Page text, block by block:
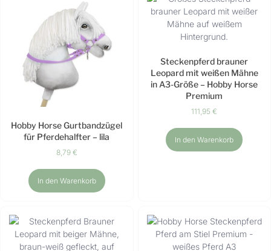
Hobby Horse Gurtbandzügel
für Pferdehalfter – lila
8,79 €
In den Warenkorb
Steckenpferd brauner
Leopard mit weißen Mähne
in A3-Größe – Hobby Horse
Premium
111,95€
In den Warenkorb